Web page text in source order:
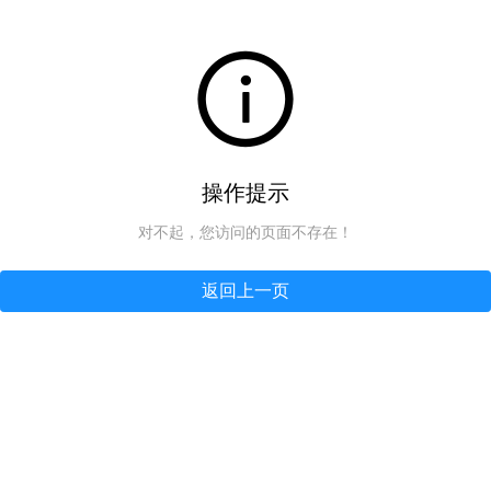
操作提示
对不起，您访问的页面不存在！
返回上一页